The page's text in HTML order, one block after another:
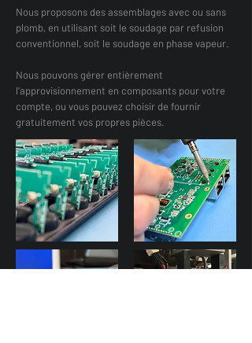
Nous proposons des assemblages avec ou sans
plomb, en utilisant soit le soudage par refusion
conventionnel, soit le soudage en phase vapeur.
Nous pouvons gérer entièrement
l'approvisionnement en composants pour votre
compte, ou vous pouvez choisir de fournir
gratuitement vos propres pièces.